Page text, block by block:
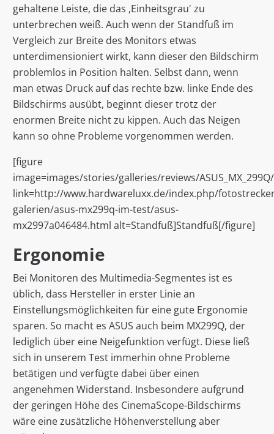
gehaltene Leiste, die das ‚Einheitsgrau' zu
unterbrechen weiß. Auch wenn der Standfuß im
Vergleich zur Breite des Monitors etwas
unterdimensioniert wirkt, kann dieser den Bildschirm
problemlos in Position halten. Selbst dann, wenn
man etwas Druck auf das rechte bzw. linke Ende des
Bildschirms ausübt, beginnt dieser trotz der
enormen Breite nicht zu kippen. Auch das Neigen
kann so ohne Probleme vorgenommen werden.
[figure
image=images/stories/galleries/reviews/
link=http://www.hardwareluxx.de/index.php/
galerien/asus-mx299q-im-test/asus-
mx2997a046484.html alt=Standfuß]Standfuß[/figure]
Ergonomie
Bei Monitoren des Multimedia-Segmentes ist es
üblich, dass Hersteller in erster Linie an
Einstellungsmöglichkeiten für eine gute Ergonomie
sparen. So macht es ASUS auch beim MX299Q, der
lediglich über eine Neigefunktion verfügt. Diese ließ
sich in unserem Test immerhin ohne Probleme
betätigen und verfügte dabei über einen
angenehmen Widerstand. Insbesondere aufgrund
der geringen Höhe des CinemaScope-Bildschirms
wäre eine zusätzliche Höhenverstellung aber